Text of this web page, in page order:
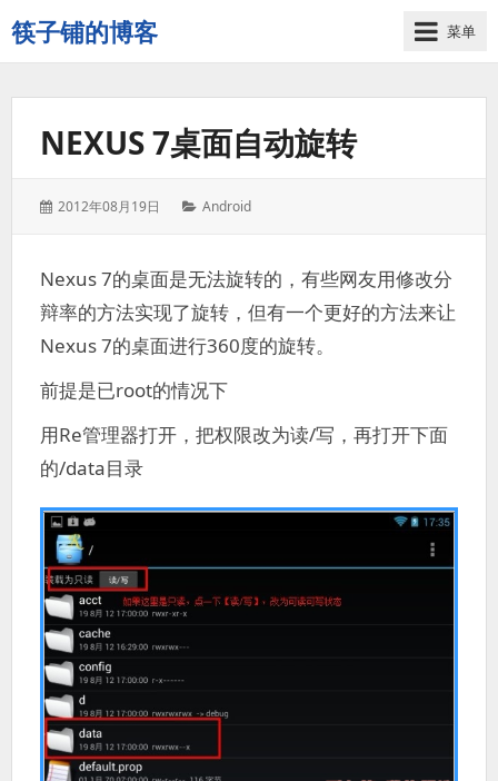
筷子铺的博客
记
录
菜单
NEXUS 7桌面自动旋转
发
2012年08月19日
分
Android
Nexus 7的桌面是无法旋转的，有些网友用修改分
辩率的方法实现了旋转，但有一个更好的方法来让
Nexus 7的桌面进行360度的旋转。
前提是已root的情况下
用Re管理器打开，把权限改为读/写，再打开下面
的/data目录